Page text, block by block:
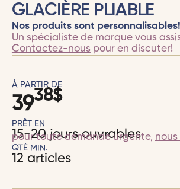
GLACIÈRE PLIABLE
Nos produits sont personnalisables!
Un spécialiste de marque vous
Contactez-nouspour en discuter!
À PARTIR DE
3938$
PRÊT EN
15-20 jours ouvrables
pour toute demande urgente,
QTÉ MIN.
12 articles